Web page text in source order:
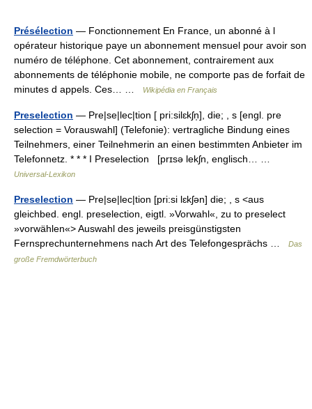
Présélection — Fonctionnement En France, un abonné à l
opérateur historique paye un abonnement mensuel pour avoir son
numéro de téléphone. Cet abonnement, contrairement aux
abonnements de téléphonie mobile, ne comporte pas de forfait de
minutes d appels. Ces… …
Wikipédia en Français
Preselection — Pre|se|lec|tion [ pri:silɛkʃn̩], die; , s [engl. pre
selection = Vorauswahl] (Telefonie): vertragliche Bindung eines
Teilnehmers, einer Teilnehmerin an einen bestimmten Anbieter im
Telefonnetz. * * * I Preselection [prɪsə lekʃn, englisch… …
Universal-Lexikon
Preselection — Pre|se|lec|tion [pri:si lɛkʃən] die; , s <aus
gleichbed. engl. preselection, eigtl. »Vorwahl«, zu to preselect
»vorwählen«> Auswahl des jeweils preisgünstigsten
Fernsprechunternehmens nach Art des Telefongesprächs …
Das
große Fremdwörterbuch